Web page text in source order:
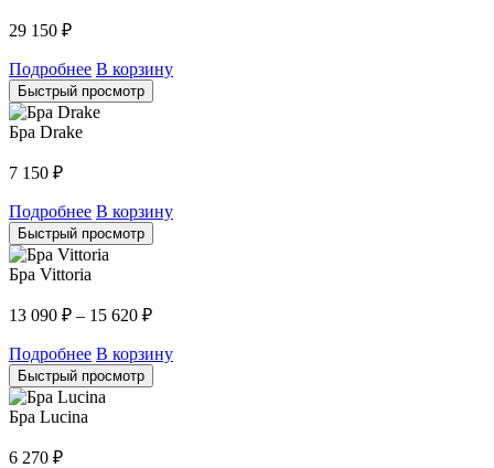
29 150 ₽
Подробнее В корзину
Быстрый просмотр
Бра Drake
7 150 ₽
Подробнее В корзину
Быстрый просмотр
Бра Vittoria
13 090 ₽ – 15 620 ₽
Подробнее В корзину
Быстрый просмотр
Бра Lucina
6 270 ₽